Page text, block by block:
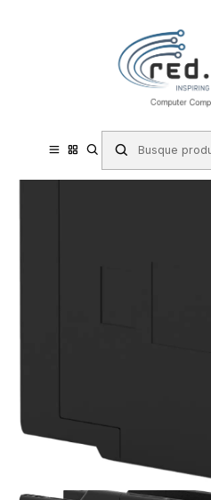
Haga
Consumibles. Epson
Epson T13X2 Cyan Cartucho de